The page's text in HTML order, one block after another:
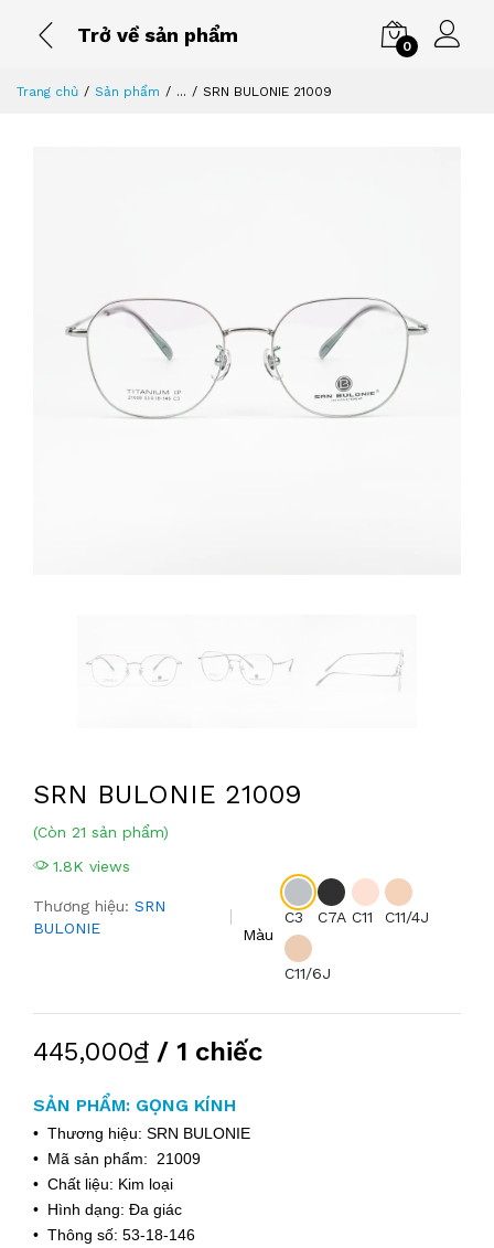
Trở về sản phẩm
0
Trang chủ Sản phẩm ... SRN BULONIE 21009
SRN BULONIE 21009
(Còn 21 sản phẩm)
1.8K views
Thương hiệu: SRN
BULONIE
Màu
C3 C7A C11 C11/4J
C11/6J
445,000₫ / 1 chiếc
SẢN PHẨM: GỌNG KÍNH
• Thương hiệu: SRN BULONIE
• Mã sản phẩm: 21009
• Chất liệu: Kim loại
• Hình dạng: Đa giác
• Thông số: 53-18-146